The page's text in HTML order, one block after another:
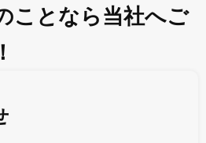
ことなら当社へご